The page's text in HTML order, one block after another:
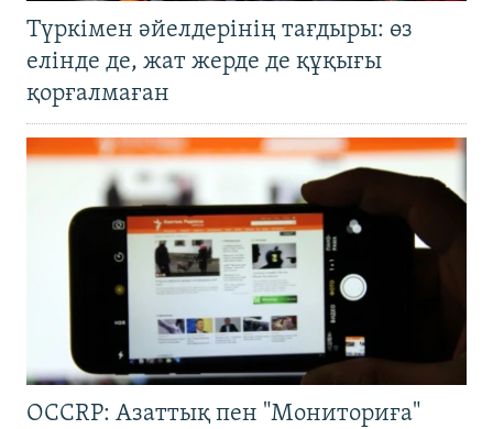
Түркімен әйелдерінің тағдыры: өз
елінде де, жат жерде де құқығы
қорғалмаған
OCCRP: Азаттық пен "Мониториға"